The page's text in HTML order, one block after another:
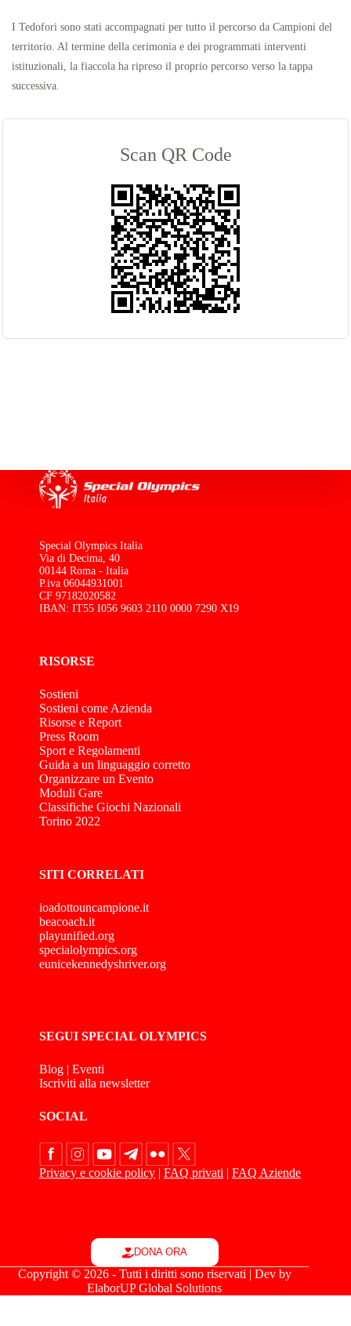
I Tedofori sono stati accompagnati per tutto il percorso da Campioni del
territorio. Al termine della cerimonia e dei programmati interventi
istituzionali, la fiaccola ha ripreso il proprio percorso verso la tappa
successiva.
Scan QR Code
Special Olympics Italia
Via di Decima, 40
00144 Roma - Italia
P.iva 06044931001
CF 97182020582
IBAN: IT55 I056 9603 2110 0000 7290 X19
RISORSE
Sostieni
Sostieni come Azienda
Risorse e Report
Press Room
Sport e Regolamenti
Guida a un linguaggio corretto
Organizzare un Evento
Moduli Gare
Classifiche Giochi Nazionali
Torino 2022
SITI CORRELATI
ioadottouncampione.it
beacoach.it
playunified.org
specialolympics.org
eunicekennedyshriver.org
SEGUI SPECIAL OLYMPICS
Blog | Eventi
Iscriviti alla newsletter
SOCIAL
Privacy e cookie policy | FAQ privati | FAQ Aziende
DONA ORA
Copyright © 2026 - Tutti i diritti sono riservati | Dev by
ElaborUP Global Solutions